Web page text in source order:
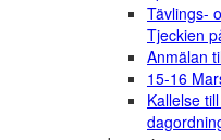
Tävlings-
Tjeckien
Anmälan
15-16
Kallelse